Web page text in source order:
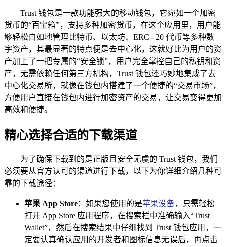
Trust 钱包是一款功能强大的移动钱包，它宛如一个加密
货币的“百宝箱”，支持多种加密货币，在这个应用里，用户能
够轻松自如地管理比特币、以太坊、ERC - 20 代币等多种数
字资产，其最显著的特点便是去中心化，这就好比为用户的资
产加上了一把专属的“安全锁”，用户完全掌控自己的私钥和资
产，无需依赖任何第三方机构，Trust 钱包还巧妙地集成了去
中心化交易所，就像在钱包内搭建了一个便捷的“交易市场”，
方便用户直接在钱包内进行加密资产的交易，让交易变得更加
高效和便捷。
精心选择合适的下载渠道
为了确保下载到的是正版且安全无虞的 Trust 钱包，我们
必须要从官方认可的渠道进行下载，以下为你详细介绍几种可
靠的下载途径：
苹果 App Store：如果您使用的是苹果设备，只需轻松
打开 App Store 应用程序，在搜索栏中准确输入“Trust
Wallet”，然后在搜索结果中仔细找到 Trust 钱包应用，一
定要认真确认应用的开发者和图标信息无误后，再点击